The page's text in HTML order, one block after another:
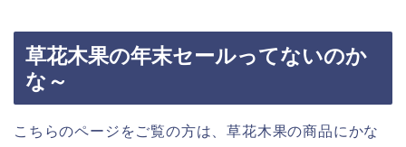
草花木果の年末セールってないのか
な～
こちらのページをご覧の方は、草花木果の商品にかな